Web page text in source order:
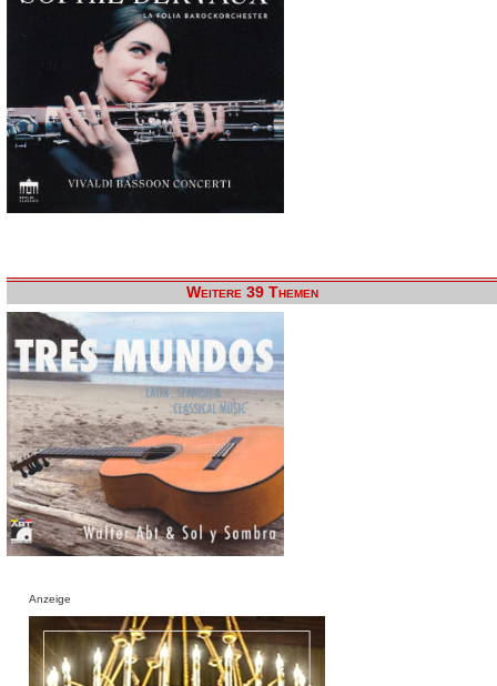
Weitere 39 Themen
Anzeige